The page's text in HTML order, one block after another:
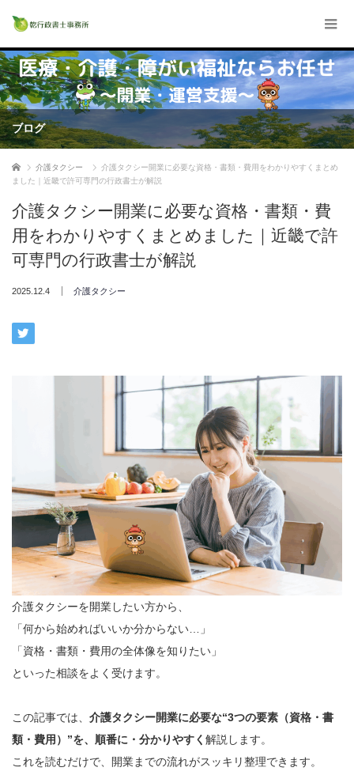
ブログ
ホーム 介護タクシー
介護タクシー開業に必要な資格・書類・費用をわかりやすくまとめ
ました｜近畿で許可専門の行政書士が解説
介護タクシー開業に必要な資格・書類・費
用をわかりやすくまとめました｜近畿で許
可専門の行政書士が解説
2025.12.4 介護タクシー
介護タクシーを開業したい方から、
「何から始めればいいか分からない…」
「資格・書類・費用の全体像を知りたい」
といった相談をよく受けます。
この記事では、 介護タクシー開業に必要な“3つの要素（資格・書
類・費用）”を、順番に・分かりやすく 解説します。
これを読むだけで、開業までの流れがスッキリ整理できます。